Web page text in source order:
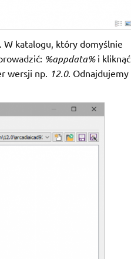
W katalogu, który domyślnie
%appdata%i kliknąć
wersji np. 12.0. Odnajdujemy